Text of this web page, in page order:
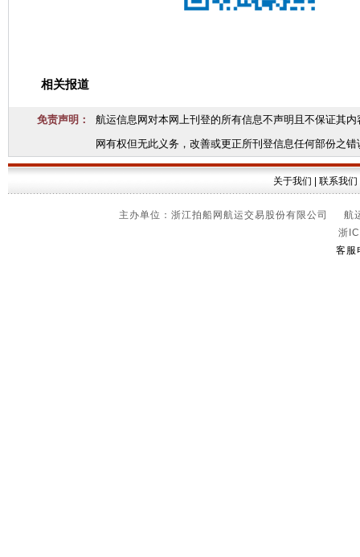
相关报道
免责声明：
航运信息网对本网上刊登的所有信息不声明且不保证其
网有权但无此义务，改善或更正所刊登信息任何部份之错
关于我们 联系我们
主办单位：浙江拍船网航运交易股份有限公司
浙
客服